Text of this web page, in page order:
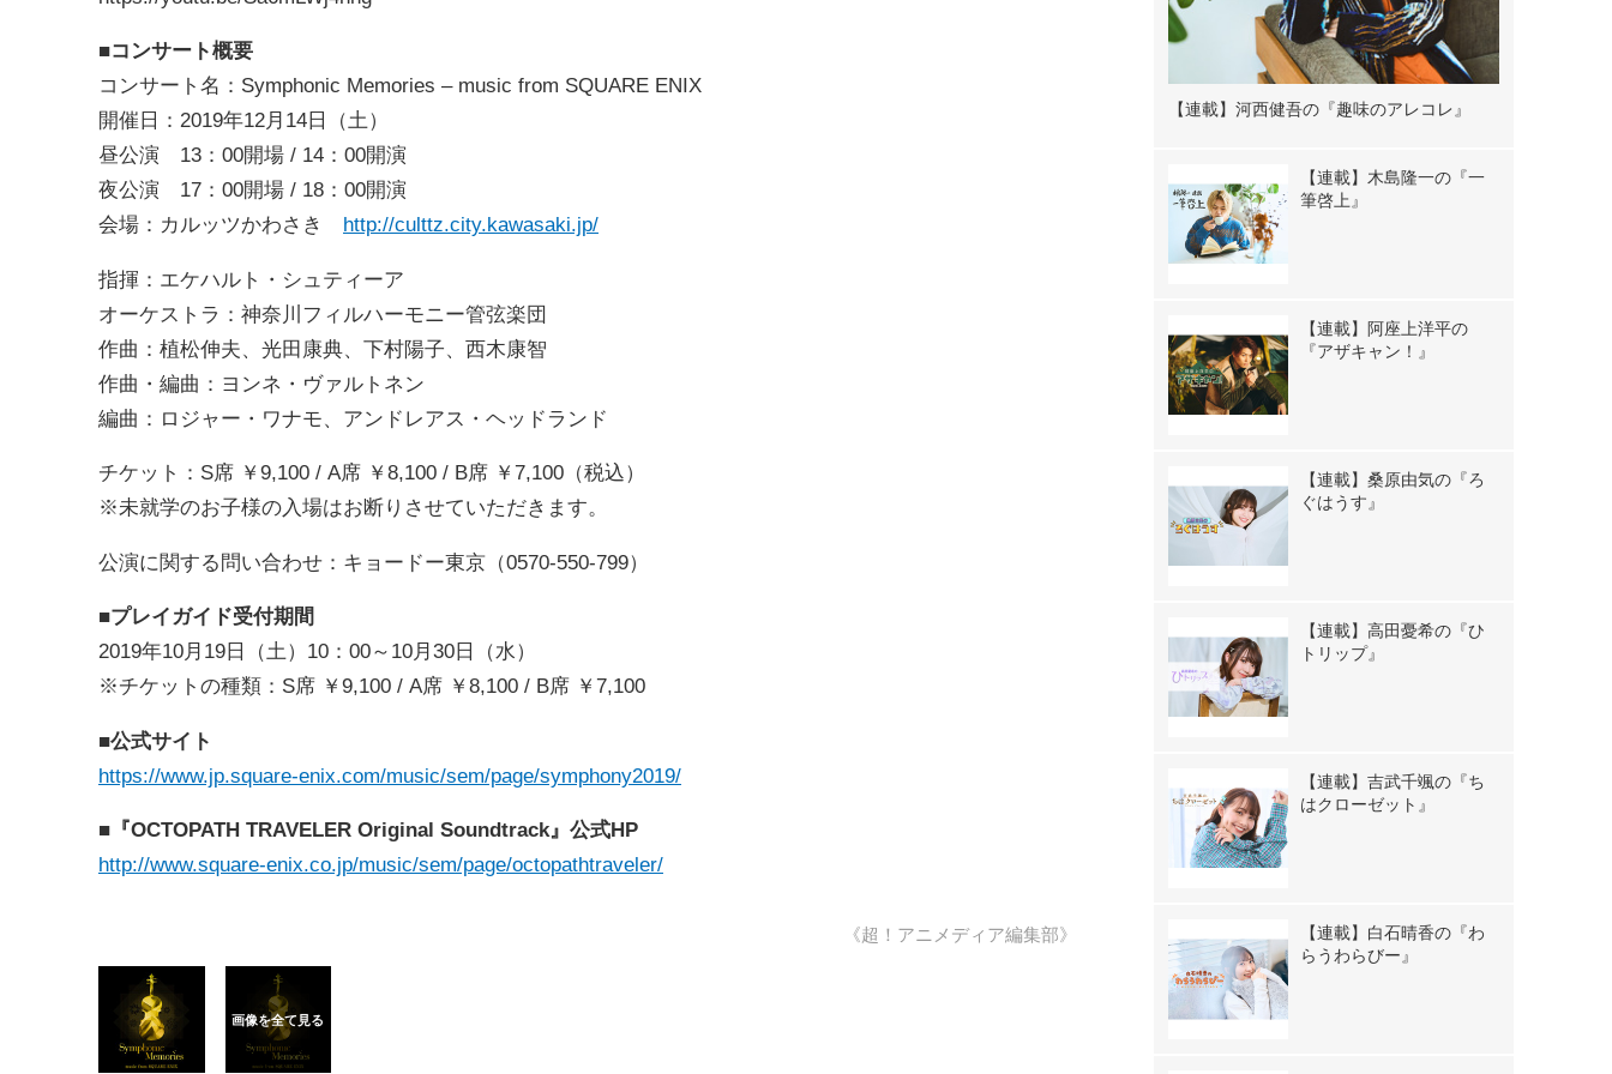
■コンサート概要
コンサート名：Symphonic Memories – music from SQUARE ENIX
開催日：2019年12月14日（土）
昼公演 13：00開場 / 14：00開演
夜公演 17：00開場 / 18：00開演
会場：カルッツかわさき
http://culttz.city.kawasaki.jp/
指揮：エケハルト・シュティーア
オーケストラ：神奈川フィルハーモニー管弦楽団
作曲：植松伸夫、光田康典、下村陽子、西木康智
作曲・編曲：ヨンネ・ヴァルトネン
編曲：ロジャー・ワナモ、アンドレアス・ヘッドランド
チケット：S席 ￥9,100 / A席 ￥8,100 / B席 ￥7,100（税込）
※未就学のお子様の入場はお断りさせていただきます。
公演に関する問い合わせ：キョードー東京（0570-550-799）
■プレイガイド受付期間
2019年10月19日（土）10：00～10月30日（水）
※チケットの種類：S席 ￥9,100 / A席 ￥8,100 / B席 ￥7,100
■公式サイト
https://www.jp.square-enix.com/music/sem/page/symphony2019/
■『OCTOPATH TRAVELER Original Soundtrack』公式HP
http://www.square-enix.co.jp/music/sem/page/octopathtraveler/
《超！アニメディア編集部》
【連載】河西健吾の『趣味のアレコレ』
【連載】木島隆一の『一
筆啓上』
【連載】阿座上洋平の
『アザキャン！』
【連載】桑原由気の『ろ
ぐはうす』
【連載】高田憂希の『ひ
トリップ』
【連載】吉武千颯の『ち
はクローゼット』
【連載】白石晴香の『わ
らうわらびー』